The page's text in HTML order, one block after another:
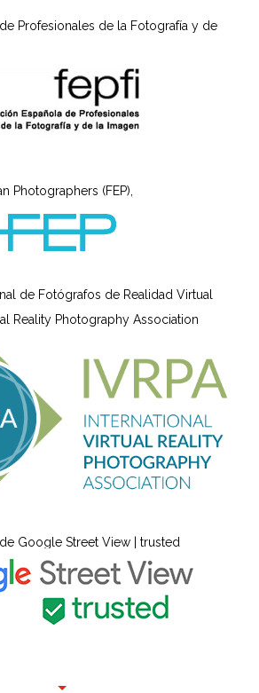
Profesionales de la Fotografía y de
Photographers (FEP),
de Fotógrafos de Realidad Virtual
Reality Photography Association
Google Street View | trusted